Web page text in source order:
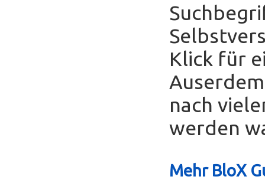
Klick für
nach
werden
Mehr BloX